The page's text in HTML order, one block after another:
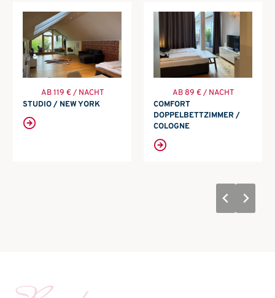
AB 119 € / NACHT
STUDIO / NEW YORK
AB 89 € / NACHT
COMFORT
DOPPELBETTZIMMER /
COLOGNE